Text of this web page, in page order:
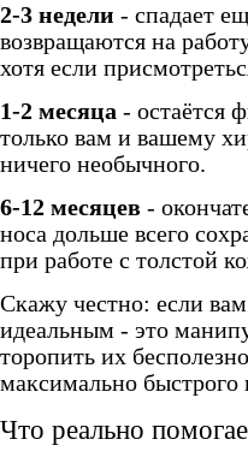
2-3 недели - спадает
возвращаются на
хотя если
1-2 месяца - остаётся
только вам и вашему
ничего необычного.
6-12 месяцев -
носа дольше всего
при работе с толстой
Скажу честно: если
идеальным - это
торопить их
максимально быстрого
Что реально